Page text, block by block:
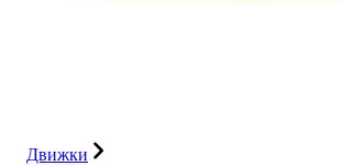
Движки